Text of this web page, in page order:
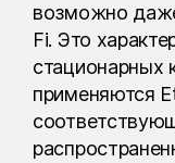
возможно
Fi. Это
стационарных
применяются